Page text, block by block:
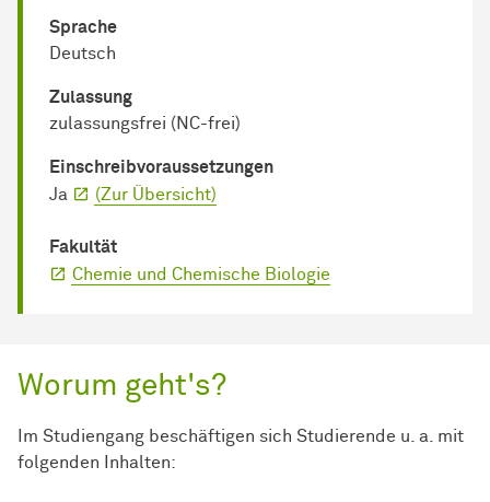
Sprache
Deutsch
Zulassung
zulassungsfrei (NC-frei)
Einschreib­voraussetzungen
Ja
(Zur Übersicht)
Fakultät
Chemie und Chemische Biologie
Worum geht's?
Im Studiengang beschäftigen sich Studierende u. a. mit
folgenden Inhalten: